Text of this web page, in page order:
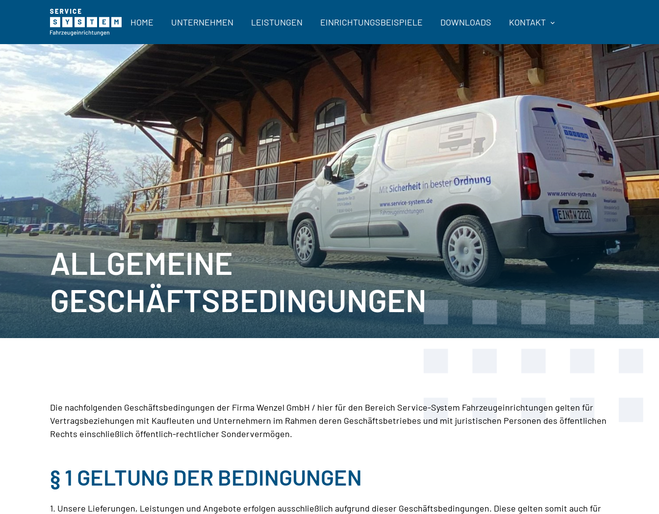
HOME UNTERNEHMEN LEISTUNGEN EINRICHTUNGSBEISPIELE DOWNLOADS KONTAKT
ALLGEMEINE
GESCHÄFTSBEDINGUNGEN
Die nachfolgenden Geschäftsbedingungen der Firma Wenzel GmbH / hier für den Bereich Service-System Fahrzeugeinrichtungen gelten für
Vertragsbeziehungen mit Kaufleuten und Unternehmern im Rahmen deren Geschäftsbetriebes und mit juristischen Personen des öffentlichen
Rechts einschließlich öffentlich-rechtlicher Sondervermögen.
§ 1 GELTUNG DER BEDINGUNGEN
1. Unsere Lieferungen, Leistungen und Angebote erfolgen ausschließlich aufgrund dieser Geschäftsbedingungen. Diese gelten somit auch für